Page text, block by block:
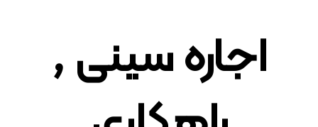
اجاره سینی ,